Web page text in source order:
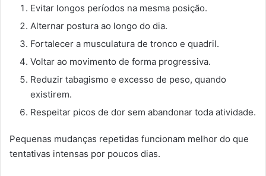
Evitar longos períodos na mesma posição.
Alternar postura ao longo do dia.
Fortalecer a musculatura de tronco e quadril.
Voltar ao movimento de forma progressiva.
Reduzir tabagismo e excesso de peso, quando
existirem.
Respeitar picos de dor sem abandonar toda atividade.
Pequenas mudanças repetidas funcionam melhor do que
tentativas intensas por poucos dias.